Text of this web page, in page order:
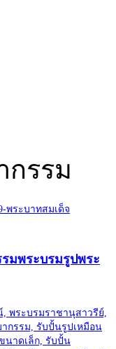
กรรม
มพระบรมรูปพระ
พระบรมราชานุสาวรีย์,
กรรม, รับปั้นรูปเหมือน
นาดเล็ก, รับปั้น